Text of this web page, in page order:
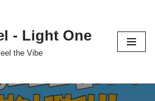
- Light One
the Vibe